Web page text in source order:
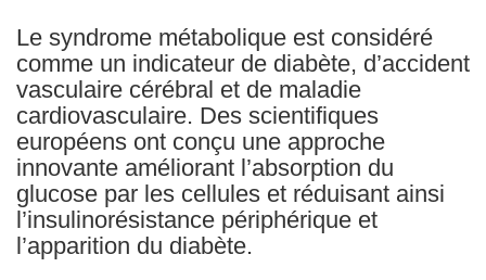
Le syndrome métabolique est considéré
comme un indicateur de diabète, d’accident
vasculaire cérébral et de maladie
cardiovasculaire. Des scientifiques
européens ont conçu une approche
innovante améliorant l’absorption du
glucose par les cellules et réduisant ainsi
l’insulinorésistance périphérique et
l’apparition du diabète.